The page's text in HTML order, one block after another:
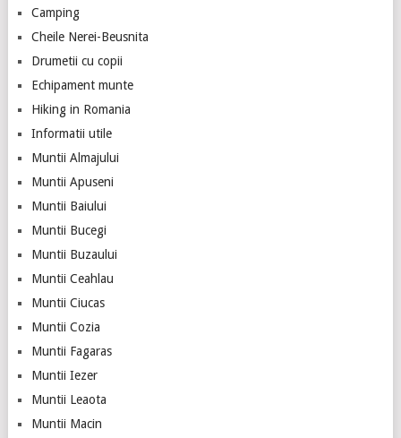
Camping
Cheile Nerei-Beusnita
Drumetii cu copii
Echipament munte
Hiking in Romania
Informatii utile
Muntii Almajului
Muntii Apuseni
Muntii Baiului
Muntii Bucegi
Muntii Buzaului
Muntii Ceahlau
Muntii Ciucas
Muntii Cozia
Muntii Fagaras
Muntii Iezer
Muntii Leaota
Muntii Macin